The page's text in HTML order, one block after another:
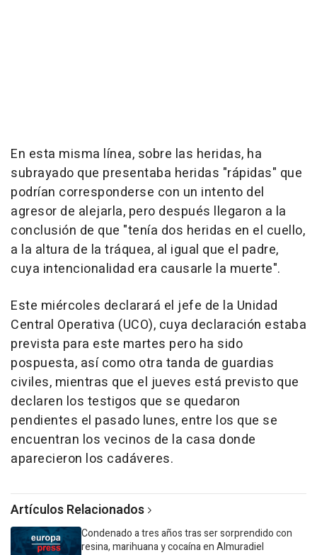
En esta misma línea, sobre las heridas, ha
subrayado que presentaba heridas "rápidas" que
podrían corresponderse con un intento del
agresor de alejarla, pero después llegaron a la
conclusión de que "tenía dos heridas en el cuello,
a la altura de la tráquea, al igual que el padre,
cuya intencionalidad era causarle la muerte".
Este miércoles declarará el jefe de la Unidad
Central Operativa (UCO), cuya declaración estaba
prevista para este martes pero ha sido
pospuesta, así como otra tanda de guardias
civiles, mientras que el jueves está previsto que
declaren los testigos que se quedaron
pendientes el pasado lunes, entre los que se
encuentran los vecinos de la casa donde
aparecieron los cadáveres.
Artículos Relacionados
Condenado a tres años tras ser sorprendido con
resina, marihuana y cocaína en Almuradiel